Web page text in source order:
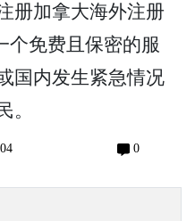
册加拿大海外注册
个免费且保密的服
国内发生紧急情况
。
0